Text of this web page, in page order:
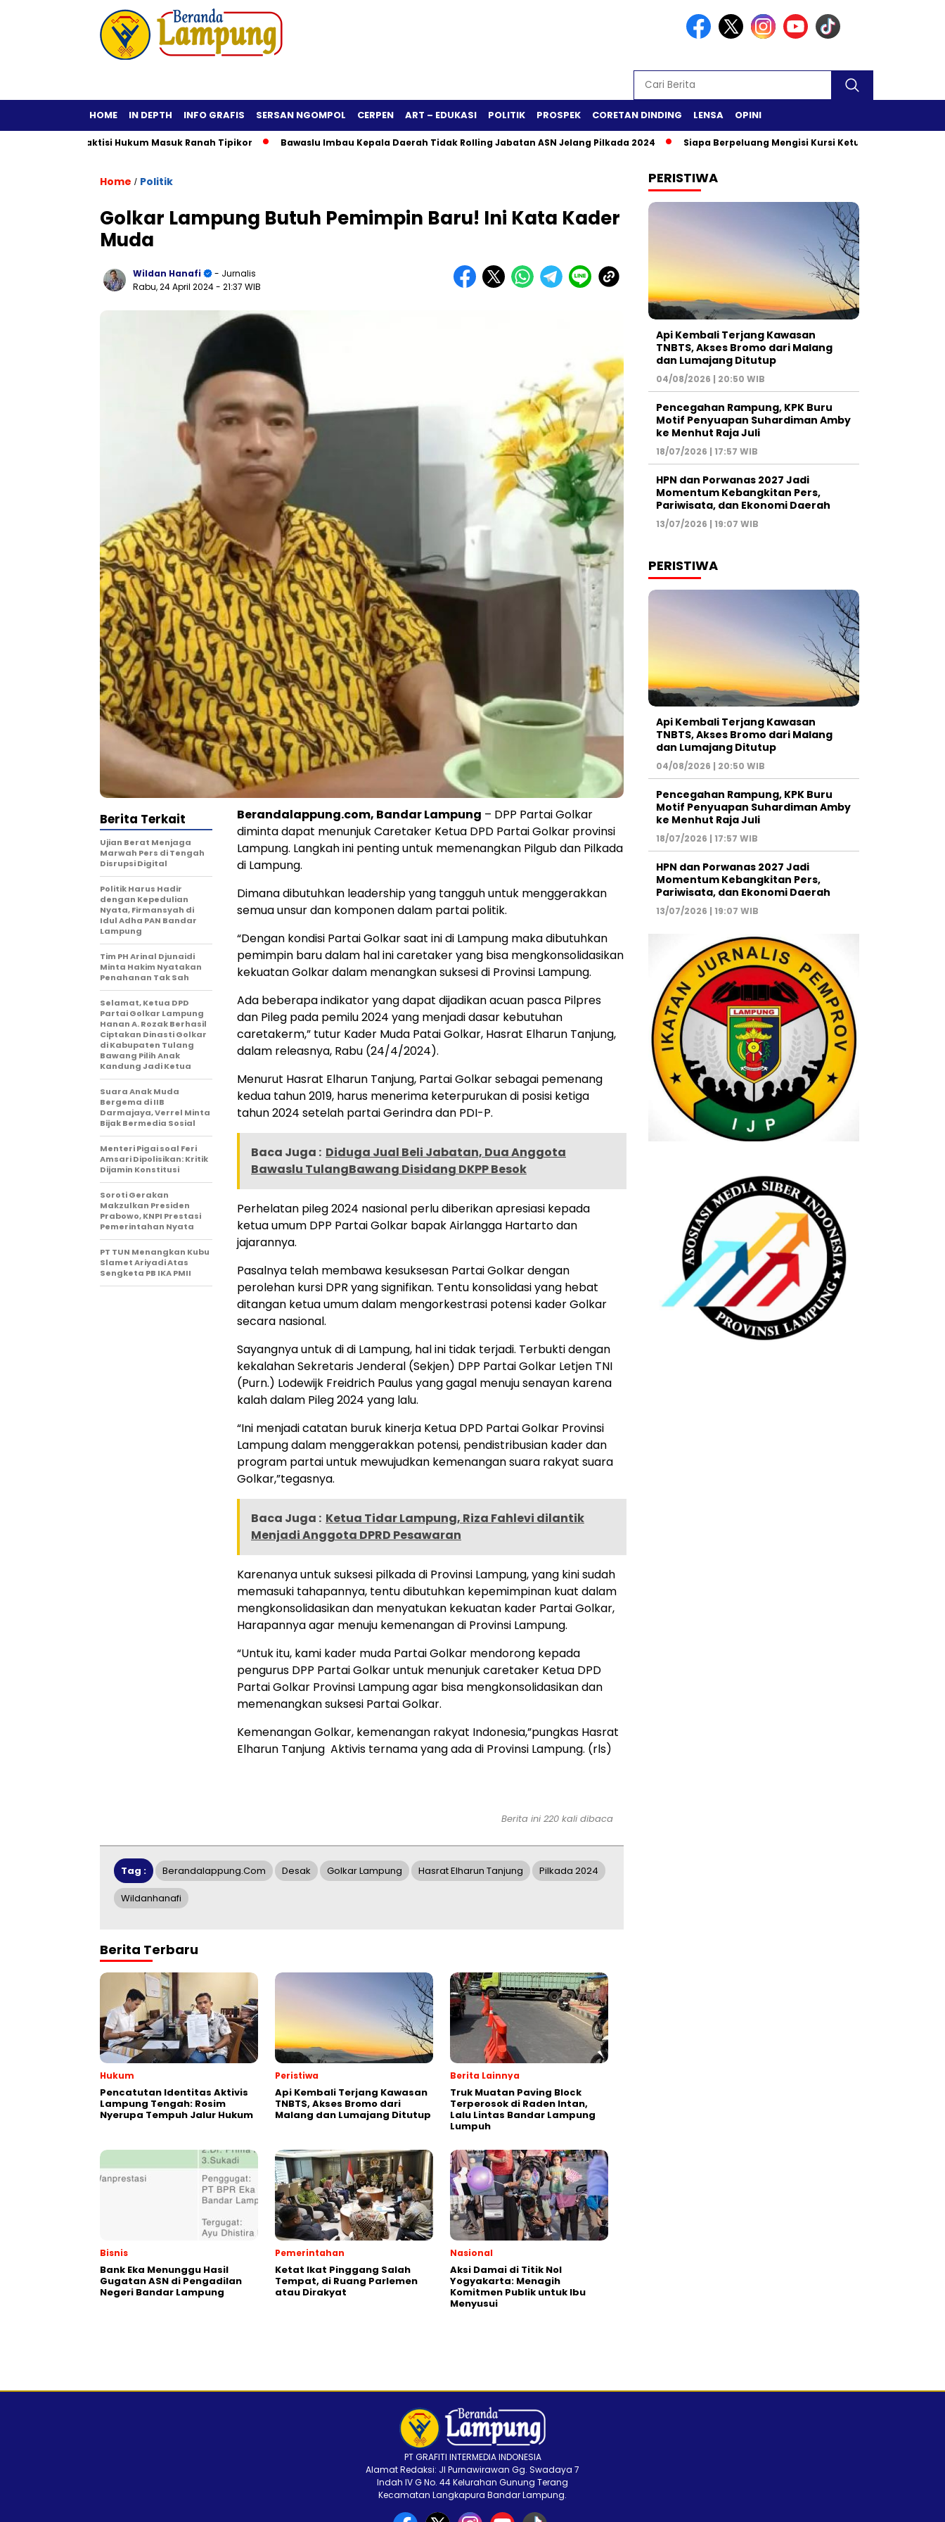
HOME IN DEPTH INFO GRAFIS SERSAN NGOMPOL CERPEN ART – EDUKASI POLITIK PROSPEK CORETAN DINDING LENSA OPINI
Fiktif, Praktisi Hukum Masuk Ranah Tipikor Bawaslu Imbau Kepala Daerah Tidak Rolling Jabatan ASN Jelang Pilkada 2024 Siapa Berpeluang Mengisi Kursi Ketua DPR RI?
Home / Politik
Golkar Lampung Butuh Pemimpin Baru! Ini Kata Kader
Muda
Wildan Hanafi
- Jurnalis
Rabu, 24 April 2024- 21:37 WIB
Berandalappung.com, Bandar Lampung – DPP Partai Golkar
diminta dapat menunjuk Caretaker Ketua DPD Partai Golkar provinsi
Lampung. Langkah ini penting untuk memenangkan Pilgub dan Pilkada
di Lampung.
Dimana dibutuhkan leadership yang tangguh untuk menggerakkan
semua unsur dan komponen dalam partai politik.
“Dengan kondisi Partai Golkar saat ini di Lampung maka dibutuhkan
pemimpin baru dalam hal ini caretaker yang bisa mengkonsolidasikan
kekuatan Golkar dalam menangkan suksesi di Provinsi Lampung.
Ada beberapa indikator yang dapat dijadikan acuan pasca Pilpres
dan Pileg pada pemilu 2024 yang menjadi dasar kebutuhan
caretakerm,” tutur Kader Muda Patai Golkar, Hasrat Elharun Tanjung,
dalam releasnya, Rabu (24/4/2024).
Menurut Hasrat Elharun Tanjung, Partai Golkar sebagai pemenang
kedua tahun 2019, harus menerima keterpurukan di posisi ketiga
tahun 2024 setelah partai Gerindra dan PDI-P.
Baca Juga : Diduga Jual Beli Jabatan, Dua Anggota
Bawaslu TulangBawang Disidang DKPP Besok
Perhelatan pileg 2024 nasional perlu diberikan apresiasi kepada
ketua umum DPP Partai Golkar bapak Airlangga Hartarto dan
jajarannya.
Pasalnya telah membawa kesuksesan Partai Golkar dengan
perolehan kursi DPR yang signifikan. Tentu konsolidasi yang hebat
ditangan ketua umum dalam mengorkestrasi potensi kader Golkar
secara nasional.
Sayangnya untuk di di Lampung, hal ini tidak terjadi. Terbukti dengan
kekalahan Sekretaris Jenderal (Sekjen) DPP Partai Golkar Letjen TNI
(Purn.) Lodewijk Freidrich Paulus yang gagal menuju senayan karena
kalah dalam Pileg 2024 yang lalu.
“Ini menjadi catatan buruk kinerja Ketua DPD Partai Golkar Provinsi
Lampung dalam menggerakkan potensi, pendistribusian kader dan
program partai untuk mewujudkan kemenangan suara rakyat suara
Golkar,”tegasnya.
Baca Juga : Ketua Tidar Lampung, Riza Fahlevi dilantik
Menjadi Anggota DPRD Pesawaran
Karenanya untuk suksesi pilkada di Provinsi Lampung, yang kini sudah
memasuki tahapannya, tentu dibutuhkan kepemimpinan kuat dalam
mengkonsolidasikan dan menyatukan kekuatan kader Partai Golkar,
Harapannya agar menuju kemenangan di Provinsi Lampung.
“Untuk itu, kami kader muda Partai Golkar mendorong kepada
pengurus DPP Partai Golkar untuk menunjuk caretaker Ketua DPD
Partai Golkar Provinsi Lampung agar bisa mengkonsolidasikan dan
memenangkan suksesi Partai Golkar.
Kemenangan Golkar, kemenangan rakyat Indonesia,”pungkas Hasrat
Elharun Tanjung Aktivis ternama yang ada di Provinsi Lampung. (rls)
Berita Terkait
Ujian Berat Menjaga
Marwah Pers di Tengah
Disrupsi Digital
Politik Harus Hadir
dengan Kepedulian
Nyata, Firmansyah di
Idul Adha PAN Bandar
Lampung
Tim PH Arinal Djunaidi
Minta Hakim Nyatakan
Penahanan Tak Sah
Selamat, Ketua DPD
Partai Golkar Lampung
Hanan A. Rozak Berhasil
Ciptakan Dinasti Golkar
di Kabupaten Tulang
Bawang Pilih Anak
Kandung Jadi Ketua
Suara Anak Muda
Bergema di IIB
Darmajaya, Verrel Minta
Bijak Bermedia Sosial
Menteri Pigai soal Feri
Amsari Dipolisikan: Kritik
Dijamin Konstitusi
Soroti Gerakan
Makzulkan Presiden
Prabowo, KNPI Prestasi
Pemerintahan Nyata
PT TUN Menangkan Kubu
Slamet Ariyadi Atas
Sengketa PB IKA PMII
Berita ini 220 kali dibaca
Tag : Berandalappung.com Desak Golkar Lampung Hasrat Elharun Tanjung Pilkada 2024
Wildanhanafi
Berita Terbaru
Hukum
Pencatutan Identitas Aktivis
Lampung Tengah: Rosim
Nyerupa Tempuh Jalur Hukum
Peristiwa
Api Kembali Terjang Kawasan
TNBTS, Akses Bromo dari
Malang dan Lumajang Ditutup
Berita Lainnya
Truk Muatan Paving Block
Terperosok di Raden Intan,
Lalu Lintas Bandar Lampung
Lumpuh
Bisnis
Bank Eka Menunggu Hasil
Gugatan ASN di Pengadilan
Negeri Bandar Lampung
Pemerintahan
Ketat Ikat Pinggang Salah
Tempat, di Ruang Parlemen
atau Dirakyat
Nasional
Aksi Damai di Titik Nol
Yogyakarta: Menagih
Komitmen Publik untuk Ibu
Menyusui
PERISTIWA
Api Kembali Terjang Kawasan
TNBTS, Akses Bromo dari Malang
dan Lumajang Ditutup
04/08/2026 | 20:50 WIB
Pencegahan Rampung, KPK Buru
Motif Penyuapan Suhardiman Amby
ke Menhut Raja Juli
18/07/2026 | 17:57 WIB
HPN dan Porwanas 2027 Jadi
Momentum Kebangkitan Pers,
Pariwisata, dan Ekonomi Daerah
13/07/2026 | 19:07 WIB
PERISTIWA
Api Kembali Terjang Kawasan
TNBTS, Akses Bromo dari Malang
dan Lumajang Ditutup
04/08/2026 | 20:50 WIB
Pencegahan Rampung, KPK Buru
Motif Penyuapan Suhardiman Amby
ke Menhut Raja Juli
18/07/2026 | 17:57 WIB
HPN dan Porwanas 2027 Jadi
Momentum Kebangkitan Pers,
Pariwisata, dan Ekonomi Daerah
13/07/2026 | 19:07 WIB
PT GRAFITI INTERMEDIA INDONESIA
Alamat Redaksi: Jl Purnawirawan Gg. Swadaya 7
Indah IV G No. 44 Kelurahan Gunung Terang
Kecamatan Langkapura Bandar Lampung.